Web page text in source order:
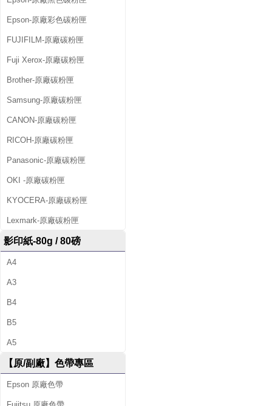
Epson-原廠彩色碳粉匣
FUJIFILM-原廠碳粉匣
Fuji Xerox-原廠碳粉匣
Brother-原廠碳粉匣
Samsung-原廠碳粉匣
CANON-原廠碳粉匣
RICOH-原廠碳粉匣
Panasonic-原廠碳粉匣
OKI -原廠碳粉匣
KYOCERA-原廠碳粉匣
Lexmark-原廠碳粉匣
影印紙-80g / 80磅
A4
A3
B4
B5
A5
【原/副廠】色帶專區
Epson 原廠色帶